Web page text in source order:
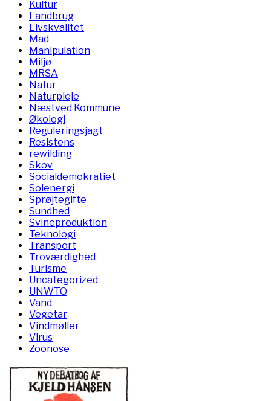
Kultur
Landbrug
Livskvalitet
Mad
Manipulation
Miljø
MRSA
Natur
Naturpleje
Næstved Kommune
Økologi
Reguleringsjagt
Resistens
rewilding
Skov
Socialdemokratiet
Solenergi
Sprøjtegifte
Sundhed
Svineproduktion
Teknologi
Transport
Troværdighed
Turisme
Uncategorized
UNWTO
Vand
Vegetar
Vindmøller
Virus
Zoonose